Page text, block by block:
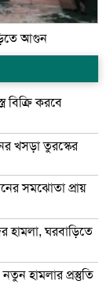
আগুন
বিক্রি করবে
খসড়া তুরস্কের
সমঝোতা প্রায়
হামলা, ঘরবাড়িতে
হামলার প্রস্তুতি